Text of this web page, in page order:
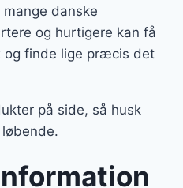
danske
og hurtigere kan få
og finde lige præcis det
på side, så husk